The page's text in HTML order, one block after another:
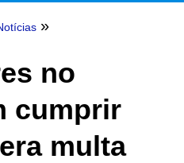
»
no
cumprir
multa